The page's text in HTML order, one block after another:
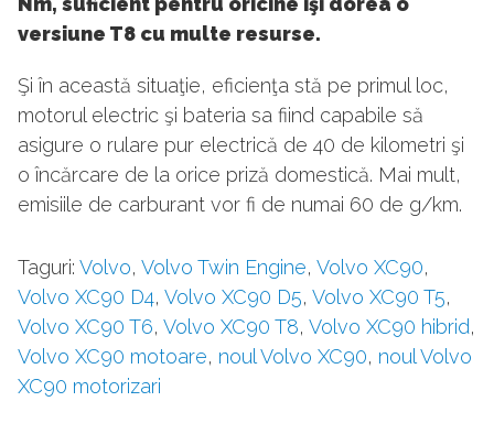
versiune T8 cu multe resurse.
Şi în această situaţie, eficienţa stă pe primul loc,
motorul electric şi bateria sa fiind capabile să
asigure o rulare pur electrică de 40 de kilometri şi
o încărcare de la orice priză domestică. Mai mult,
emisiile de carburant vor fi de numai 60 de g/km.
Taguri: Volvo, Volvo Twin Engine, Volvo XC90,
Volvo XC90 D4, Volvo XC90 D5, Volvo XC90 T5,
Volvo XC90 T6, Volvo XC90 T8, Volvo XC90 hibrid,
Volvo XC90 motoare, noul Volvo XC90, noul Volvo
XC90 motorizari